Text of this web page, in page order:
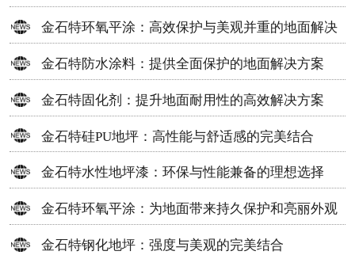
金石特环氧平涂：高效保护与美观并重的地面解决
方案
金石特防水涂料：提供全面保护的地面解决方案
金石特固化剂：提升地面耐用性的高效解决方案
金石特硅PU地坪：高性能与舒适感的完美结合
金石特水性地坪漆：环保与性能兼备的理想选择
金石特环氧平涂：为地面带来持久保护和亮丽外观
金石特钢化地坪：强度与美观的完美结合